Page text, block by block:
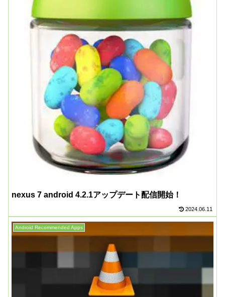
nexus 7 android 4.2.1アップデート配信開始！
2024.06.11
Android Recommended Apps